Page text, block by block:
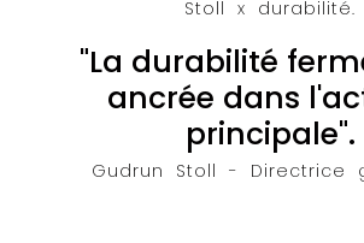
Stoll x durabilité.
"La durabilité
ancrée dans
principale".
Gudrun Stoll - Directrice